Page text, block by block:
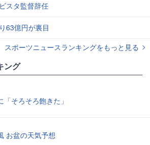
スタ監督辞任
63億円が裏目
スポーツニュースランキングをもっと見る
ング
「そろそろ飽きた」
お盆の天気予想